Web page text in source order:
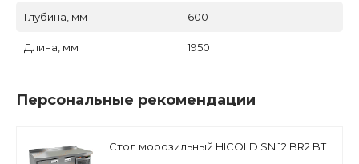
Глубина, мм 600
Длина, мм 1950
Персональные рекомендации
Стол морозильный HICOLD SN 12 BR2 BT